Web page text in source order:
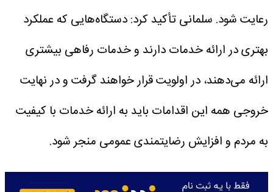
رعایت شود. سلمانی تأکید کرد: دستگاه‌هایی که عملکرد
بهتری در ارائه خدمات دارند و خدمات رفاهی بیشتری
ارائه می‌دهند، در اولویت قرار خواهند گرفت و در نهایت
خروجی همه این اقدامات باید به ارائه خدمات با کیفیت
به مردم و افزایش رضایتمندی عمومی منجر شود.